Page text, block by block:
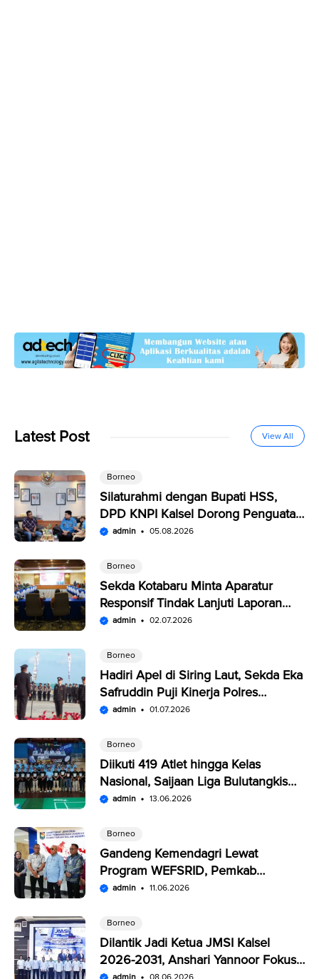
Latest Post View All
Borneo
Silaturahmi dengan Bupati HSS,
DPD KNPI Kalsel Dorong Penguatan
SDM Pemuda
admin 05.08.2026
Borneo
Sekda Kotabaru Minta Aparatur
Responsif Tindak Lanjuti Laporan
Warga di SP4N-LAPOR
admin 02.07.2026
Borneo
Hadiri Apel di Siring Laut, Sekda Eka
Safruddin Puji Kinerja Polres
Kotabaru
admin 01.07.2026
Borneo
Diikuti 419 Atlet hingga Kelas
Nasional, Saijaan Liga Bulutangkis
Memperebutkan Rp109,5 Juta
admin 13.06.2026
Borneo
Gandeng Kemendagri Lewat
Program WEFSRID, Pemkab
Kotabaru Targetkan Petani Panen 3
admin 11.06.2026
Borneo
Dilantik Jadi Ketua JMSI Kalsel
2026-2031, Anshari Yannoor Fokus